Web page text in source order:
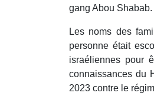
gang Abou Shabab.
Les noms des
personne était
israéliennes pour
connaissances du
2023 contre le